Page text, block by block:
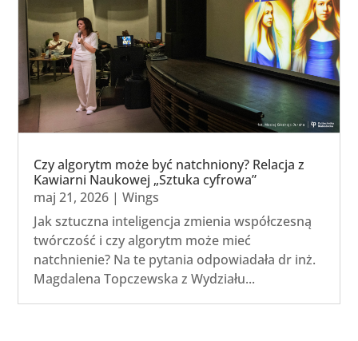
Czy algorytm może być natchniony? Relacja z
Kawiarni Naukowej „Sztuka cyfrowa”
maj 21, 2026 |Wings
Jak sztuczna inteligencja zmienia współczesną
twórczość i czy algorytm może mieć
natchnienie? Na te pytania odpowiadała dr inż.
Magdalena Topczewska z Wydziału...